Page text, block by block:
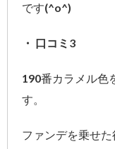
です(^o^)
・ 口コミ3
190番カラメル色
す。
ファンデを乗せ